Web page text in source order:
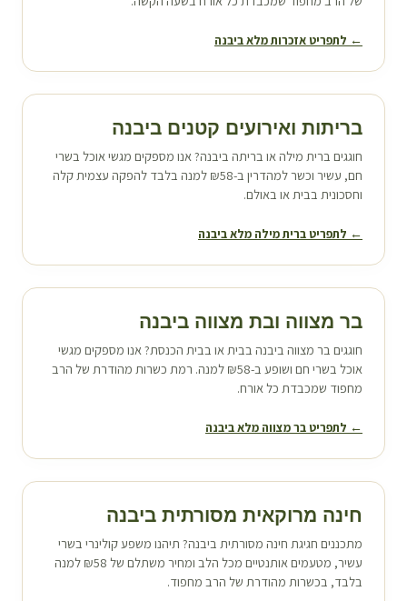
← לתפריט אזכרות מלא ביבנה
בריתות ואירועים קטנים ביבנה
חוגגים ברית מילה או בריתה ביבנה? אנו מספקים מגשי אוכל בשרי
חם, עשיר וכשר למהדרין ב-₪58 למנה בלבד להפקה עצמית קלה
וחסכונית בבית או באולם.
← לתפריט ברית מילה מלא ביבנה
בר מצווה ובת מצווה ביבנה
חוגגים בר מצווה ביבנה בבית או בבית הכנסת? אנו מספקים מגשי
אוכל בשרי חם ושופע ב-₪58 למנה. רמת כשרות מהודרת של הרב
מחפוד שמכבדת כל אורח.
← לתפריט בר מצווה מלא ביבנה
חינה מרוקאית מסורתית ביבנה
מתכננים חגיגת חינה מסורתית ביבנה? תיהנו משפע קולינרי בשרי
עשיר, מטעמים אותנטיים מכל הלב ומחיר משתלם של ₪58 למנה
בלבד, בכשרות מהודרת של הרב מחפוד.